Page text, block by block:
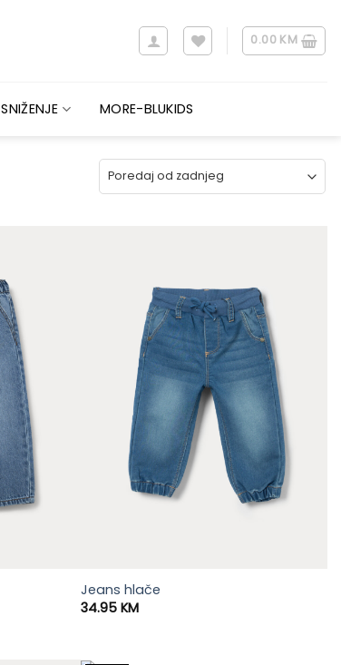
0.00 KM
SNIŽENJE MORE-BLUKIDS
Jeans hlače
34.95 KM